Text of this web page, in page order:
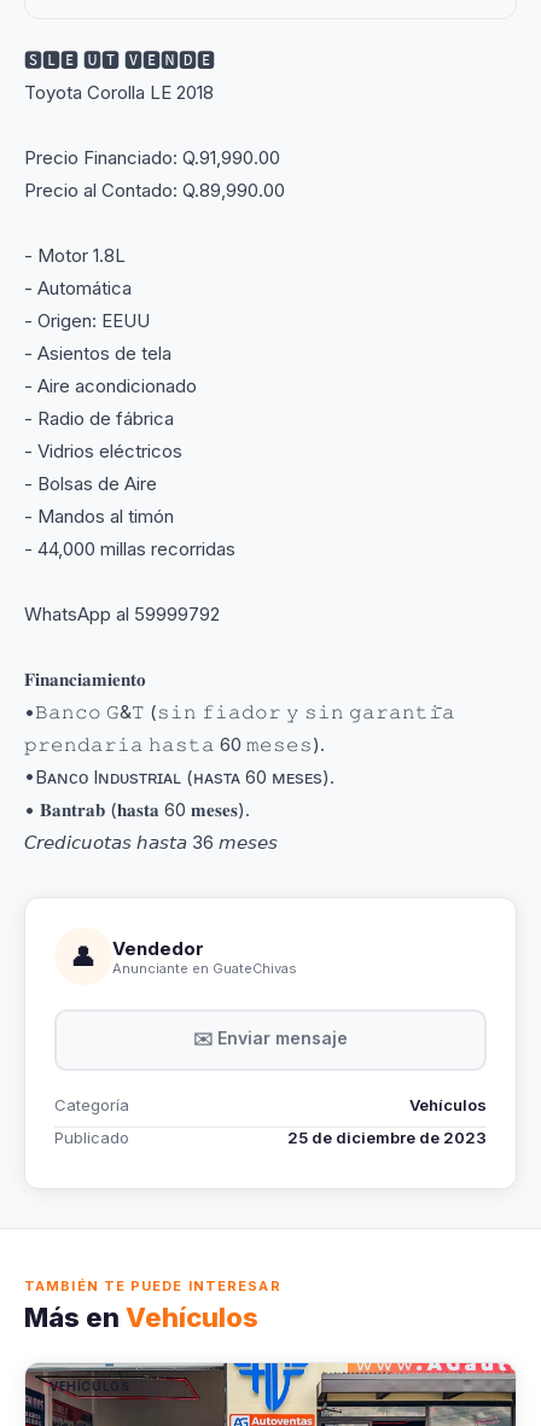
🆂︎︎🅻︎🅴︎ ︎🆄︎🆃︎︎ 🆅︎🅴︎🅽︎🅳︎🅴︎
Toyota Corolla LE 2018
Precio Financiado: Q.91,990.00
Precio al Contado: Q.89,990.00
- Motor 1.8L
- Automática
- Origen: EEUU
- Asientos de tela
- Aire acondicionado
- Radio de fábrica
- Vidrios eléctricos
- Bolsas de Aire
- Mandos al timón
- 44,000 millas recorridas
WhatsApp al 59999792
𝐅𝐢𝐧𝐚𝐧𝐜𝐢𝐚𝐦𝐢𝐞𝐧𝐭𝐨
•𝙱𝚊𝚗𝚌𝚘 𝙶&𝚃 (𝚜𝚒𝚗 𝚏𝚒𝚊𝚍𝚘𝚛 𝚢 𝚜𝚒𝚗 𝚐𝚊𝚛𝚊𝚗𝚝𝚒̄𝚊
𝚙𝚛𝚎𝚗𝚍𝚊𝚛𝚒𝚊 𝚑𝚊𝚜𝚝𝚊 60 𝚖𝚎𝚜𝚎𝚜).
•Bᴀɴᴄᴏ Iɴᴅᴜsᴛʀɪᴀʟ (ʜᴀsᴛᴀ 60 ᴍᴇsᴇs).
• 𝐁𝐚𝐧𝐭𝐫𝐚𝐛 (𝐡𝐚𝐬𝐭𝐚 60 𝐦𝐞𝐬𝐞𝐬).
𝘊𝘳𝘦𝘥𝘪𝘤𝘶𝘰𝘵𝘢𝘴 𝘩𝘢𝘴𝘵𝘢 36 𝘮𝘦𝘴𝘦𝘴
👤 Vendedor
Anunciante en GuateChivas
✉️ Enviar mensaje
Categoría
Vehículos
Publicado
25 de diciembre de 2023
TAMBIÉN TE PUEDE INTERESAR
Más en Vehículos
VEHÍCULOS